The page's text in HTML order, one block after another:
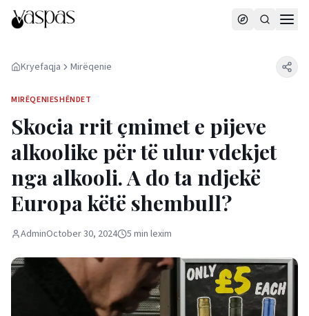
Kryefaqja Mirëqenie
MIRËQENIESHËNDET
Skocia rrit çmimet e pijeve
alkoolike për të ulur vdekjet
nga alkooli. A do ta ndjekë
Europa këtë shembull?
AdminOctober 30, 2024 5 min lexim